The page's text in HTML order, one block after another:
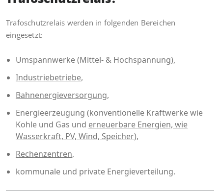
Trafoschutzrelais werden in folgenden Bereichen
eingesetzt:
Umspannwerke (Mittel- & Hochspannung),
Industriebetriebe,
Bahnenergieversorgung,
Energieerzeugung (konventionelle Kraftwerke wie
Kohle und Gas und erneuerbare Energien, wie
Wasserkraft, PV, Wind, Speicher),
Rechenzentren,
kommunale und private Energieverteilung.